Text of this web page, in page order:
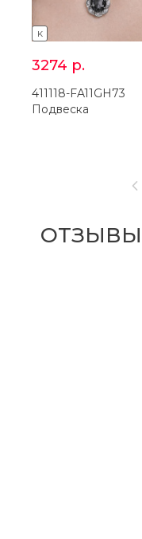
K
3274 р.
411118-FA11GH73
Подвеска

ОТЗЫВЫ